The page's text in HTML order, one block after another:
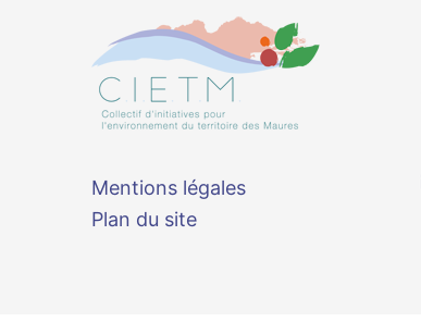
Mentions légales
Plan du site